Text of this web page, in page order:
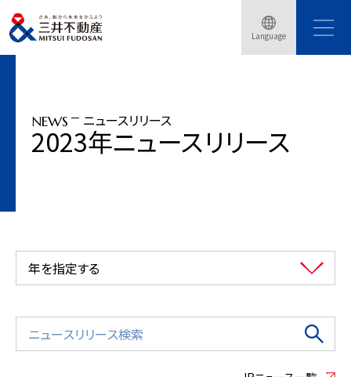
Language
トップページ ニュースリリース
HARUMI FLAGエリア内のライフスタイル型商業施設「三井ショッピングパーク ら
らテラス ・・・
NEWS ニュースリリース
2023年ニュースリリース
年を指定する